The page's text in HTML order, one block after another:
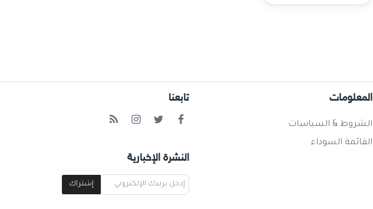
المعلومات
الشروط & السياسات
القائمة السوداء
تابعنا
النشرة الإخبارية
إشتراك